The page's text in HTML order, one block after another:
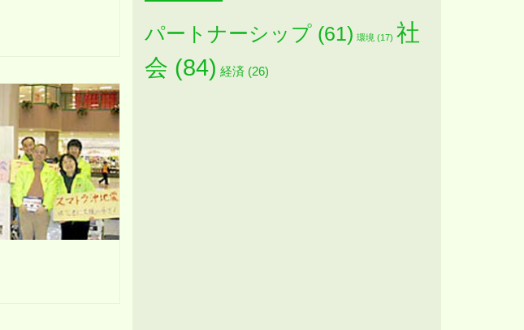
パートナーシップ (61) 環境 (17) 社
会 (84) 経済 (26)